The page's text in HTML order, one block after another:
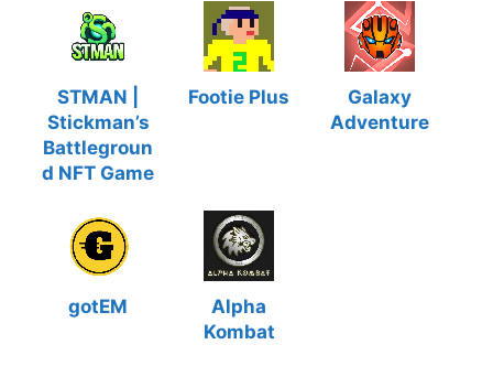
STMAN |
Stickman’s
Battlegroun
d NFT Game
Footie Plus
Galaxy
Adventure
gotEM
Alpha
Kombat